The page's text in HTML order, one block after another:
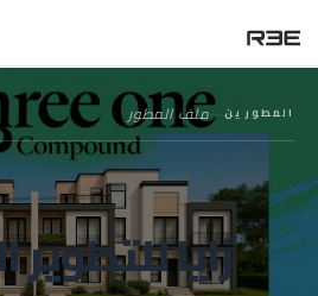
المطورين — ملف المطور
زايا